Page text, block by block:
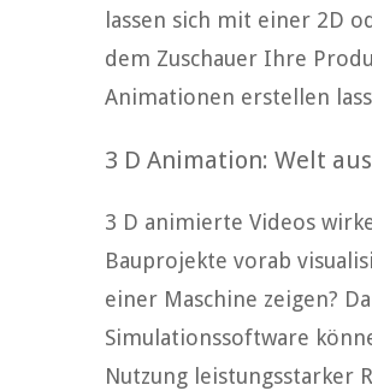
lassen sich mit einer 2D
dem Zuschauer Ihre
Animationen erstellen
3 D Animation: Welt
3 D animierte Videos
Bauprojekte vorab
einer Maschine zeigen?
Simulationssoftware
Nutzung leistungsstarker